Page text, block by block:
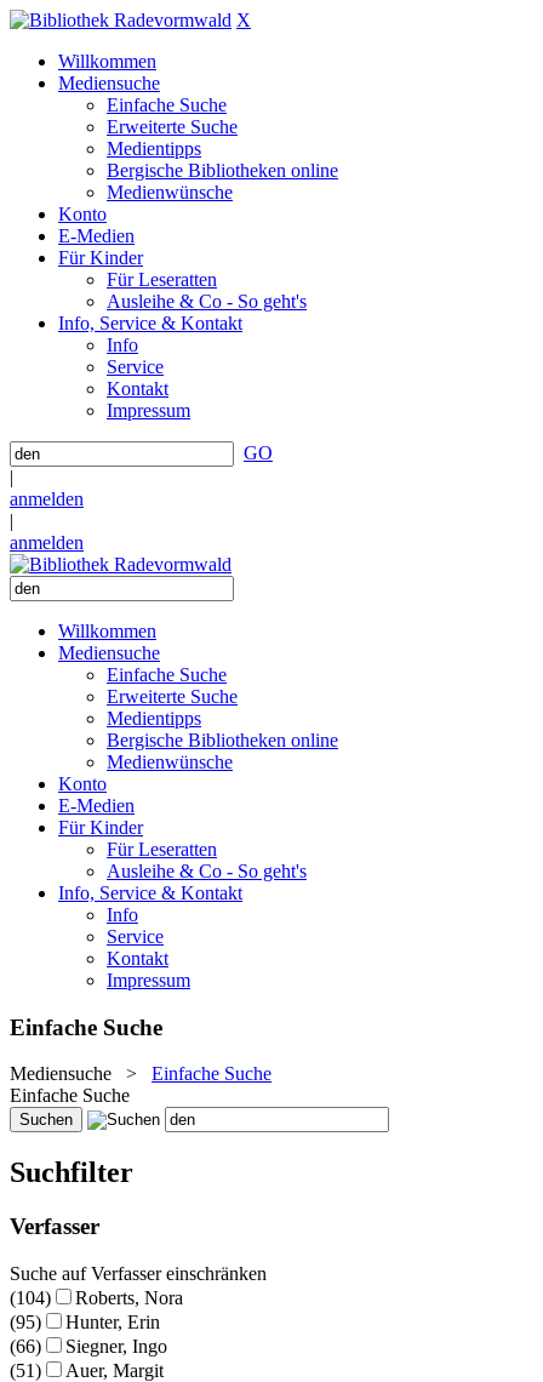
X
Willkommen
Mediensuche
Einfache Suche
Erweiterte Suche
Medientipps
Bergische Bibliotheken online
Medienwünsche
Konto
E-Medien
Für Kinder
Für Leseratten
Ausleihe & Co - So geht's
Info, Service & Kontakt
Info
Service
Kontakt
Impressum
GO
|
anmelden
|
anmelden
Willkommen
Mediensuche
Einfache Suche
Erweiterte Suche
Medientipps
Bergische Bibliotheken online
Medienwünsche
Konto
E-Medien
Für Kinder
Für Leseratten
Ausleihe & Co - So geht's
Info, Service & Kontakt
Info
Service
Kontakt
Impressum
Einfache Suche
Mediensuche > Einfache Suche
Einfache Suche
Suchfilter
Verfasser
Suche auf Verfasser einschränken
(104)
Roberts, Nora
(95)
Hunter, Erin
(66)
Siegner, Ingo
(51)
Auer, Margit